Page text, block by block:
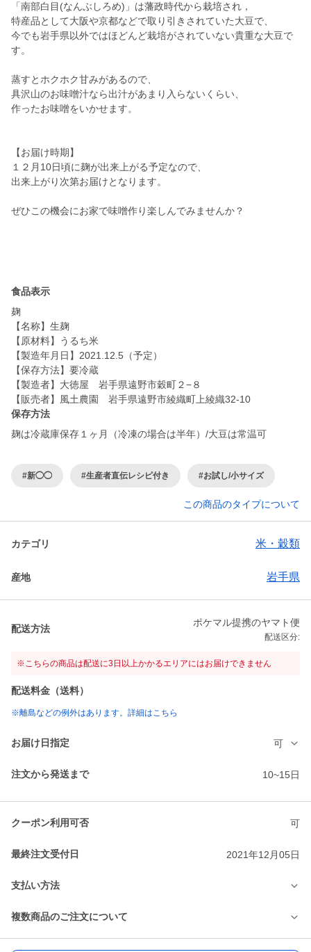
「南部白目(なんぶしろめ)」は藩政時代から栽培され，
特産品として大阪や京都などで取り引きされていた大豆で、
今でも岩手県以外ではほどんど栽培がされていない貴重な大豆で
す。
蒸すとホクホク甘みがあるので、
具沢山のお味噌汁なら出汁があまり入らないくらい、
作ったお味噌をいかせます。
【お届け時期】
１２月10日頃に麹が出来上がる予定なので、
出来上がり次第お届けとなります。
ぜひこの機会にお家で味噌作り楽しんでみませんか？
食品表示
麹
【名称】生麹
【原材料】うるち米
【製造年月日】2021.12.5（予定）
【保存方法】要冷蔵
【製造者】大徳屋 岩手県遠野市穀町２−８
【販売者】風土農園 岩手県遠野市綾織町上綾織32-10
保存方法
麹は冷蔵庫保存１ヶ月（冷凍の場合は半年）/大豆は常温可
#新◯◯ #生産者直伝レシピ付き #お試し/小サイズ
この商品のタイプについて
カテゴリ 米・穀類
産地 岩手県
配送方法
ポケマル提携のヤマト便
配送区分:
※こちらの商品は配送に3日以上かかるエリアにはお届けできません
配送料金（送料）
※離島などの例外はあります。詳細はこちら
お届け日指定 可
注文から発送まで 10~15日
クーポン利用可否 可
最終注文受付日 2021年12月05日
支払い方法
複数商品のご注文について